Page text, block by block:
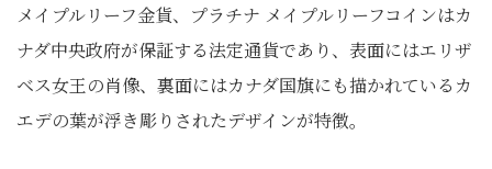
メイプルリーフ金貨、プラチナ メイプルリーフコインはカ
ナダ中央政府が保証する法定通貨であり、表面にはエリザ
ベス女王の肖像、裏面にはカナダ国旗にも描かれているカ
エデの葉が浮き彫りされたデザインが特徴。